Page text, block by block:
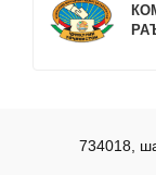
734018,